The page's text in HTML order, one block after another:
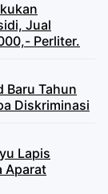
Jual
Perliter.
Baru Tahun
Diskriminasi
Lapis
Aparat